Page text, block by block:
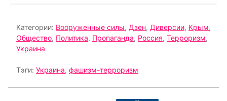
Категории: Вооруженные силы, Дзен, Диверсии, Крым,
Общество, Политика, Пропаганда, Россия, Терроризм,
Украина
Тэги: Украина, фашизм-терроризм